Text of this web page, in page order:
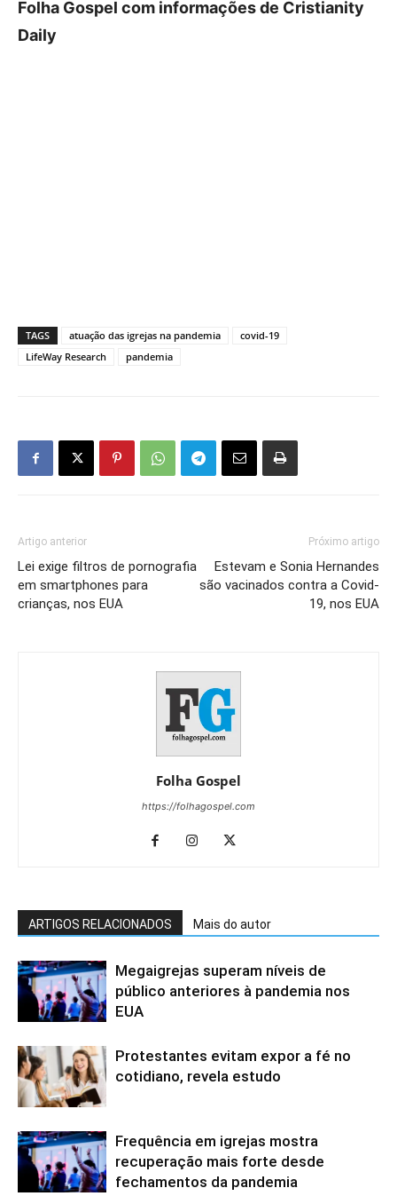
Folha Gospel com informações de Cristianity
Daily
TAGS atuação das igrejas na pandemia
covid-19
LifeWay Research
pandemia
Artigo anterior
Lei exige filtros de pornografia
em smartphones para
crianças, nos EUA
Próximo artigo
Estevam e Sonia Hernandes
são vacinados contra a Covid-
19, nos EUA
Folha Gospel
https://folhagospel.com
ARTIGOS RELACIONADOS Mais do autor
Megaigrejas superam níveis de
público anteriores à pandemia nos
EUA
Protestantes evitam expor a fé no
cotidiano, revela estudo
Frequência em igrejas mostra
recuperação mais forte desde
fechamentos da pandemia